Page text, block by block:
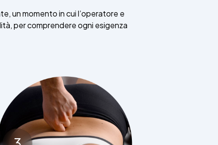
un momento in cui l’operatore e
per comprendere ogni esigenza